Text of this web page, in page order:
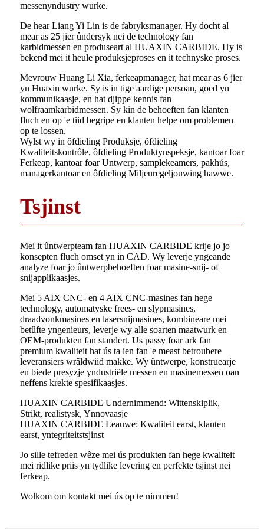
messenyndustry wurke.
De hear Liang Yi Lin is de fabryksmanager. Hy docht al
mear as 25 jier ûndersyk nei de technology fan
karbidmessen en produseart al HUAXIN CARBIDE. Hy is
bekend mei it heule produksjeproses en it technyske proses.
Mevrouw Huang Li Xia, ferkeapmanager, hat mear as 6 jier
yn Huaxin wurke. Sy is in tige aardige persoan, goed yn
kommunikaasje, en hat djippe kennis fan
wolfraamkarbidmessen. Sy kin de behoeften fan klanten
fluch en op 'e tiid begripe en klanten helpe om problemen
op te lossen.
Wylst wy in ôfdieling Produksje, ôfdieling
Kwaliteitskontrôle, ôfdieling Produktynspeksje, kantoar foar
Ferkeap, kantoar foar Untwerp, samplekeamers, pakhús,
managerkantoar en ôfdieling Miljeuregeljouwing hawwe.
Tsjinst
Mei it ûntwerpteam fan HUAXIN CARBIDE krije jo jo
konsepten fluch omset yn in CAD. Wy leverje yngeande
analyze foar jo ûntwerpbehoeften foar masine-snij- of
snijapplikaasjes.
Mei 5 AIX CNC- en 4 AIX CNC-masines fan hege
technology, automatyske frees- en slypmasines,
draadvonkmasines en lasersnijmasines, kombineare mei
betûfte yngenieurs, leverje wy alle soarten maatwurk en
OEM-produkten fan standert. Us passy foar ark fan
premium kwaliteit hat ús ta ien fan 'e meast betroubere
leveransiers wrâldwiid makke. Wy ûntwerpe, konstruearje
en biede presyzje yndustriële messen en masinemessen oan
neffens krekte spesifikaasjes.
HUAXIN CARBIDE Undernimmend: Wittenskiplik,
Strikt, realistysk, Ynnovaasje
HUAXIN CARBIDE Leauwe: Kwaliteit earst, klanten
earst, yntegriteitstsjinst
Jo sille tefreden wêze mei ús produkten fan hege kwaliteit
mei ridlike priis yn tydlike levering en perfekte tsjinst nei
ferkeap.
Wolkom om kontakt mei ús op te nimmen!